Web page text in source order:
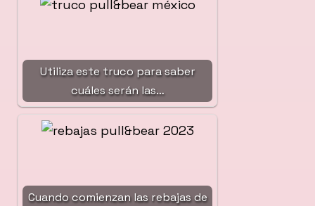
Utiliza este truco para saber
cuáles serán las…
Cuando comienzan las rebajas de